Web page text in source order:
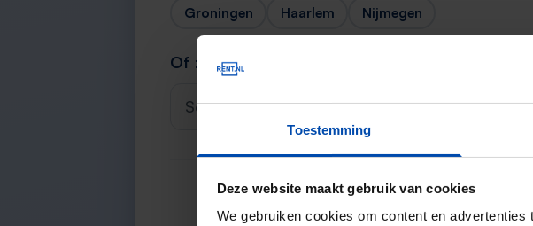
Toestemming
Deze website maakt gebruik van cookies
We gebruiken cookies om content en
Groningen
Haarlem Nijmegen
Of zoek je stad
Selecteer een plaats